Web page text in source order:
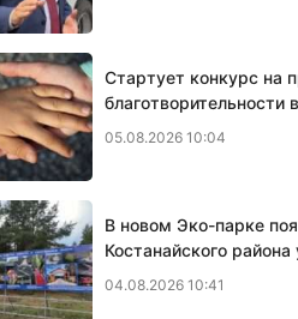
Стартует конкурс на
благотворительности
05.08.2026 10:04
В новом Эко-парке
Костанайского
04.08.2026 10:41